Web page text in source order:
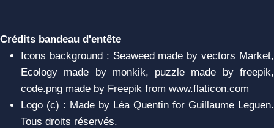
Crédits bandeau d'entête
Icons background : Seaweed made by vectors Market,
Ecology made by monkik, puzzle made by freepik,
code.png made by Freepik from www.flaticon.com
Logo (c) : Made by Léa Quentin for Guillaume Leguen.
Tous droits réservés.